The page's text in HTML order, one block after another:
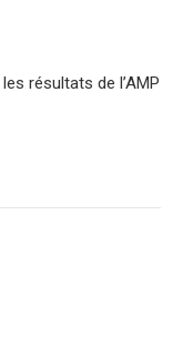
résultats de l’AMP